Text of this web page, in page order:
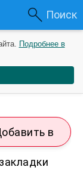
Поиск
в
закладки
Подробнее в